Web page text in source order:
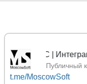
1С | Интеграция 1С с
Публичный
t.me/MoscowSoft